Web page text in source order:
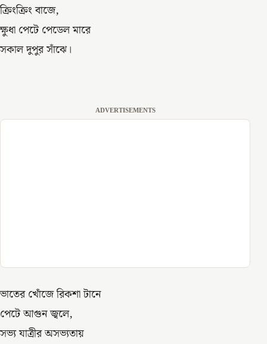
ক্রিংক্রিং বাজে,
ক্ষুধা পেটে পেডেল মারে
সকাল দুপুর সাঁঝে।
ADVERTISEMENTS
ভাতের খোঁজে রিকশা টানে
পেটে আগুন জ্বলে,
সভ্য যাত্রীর অসভ্যতায়